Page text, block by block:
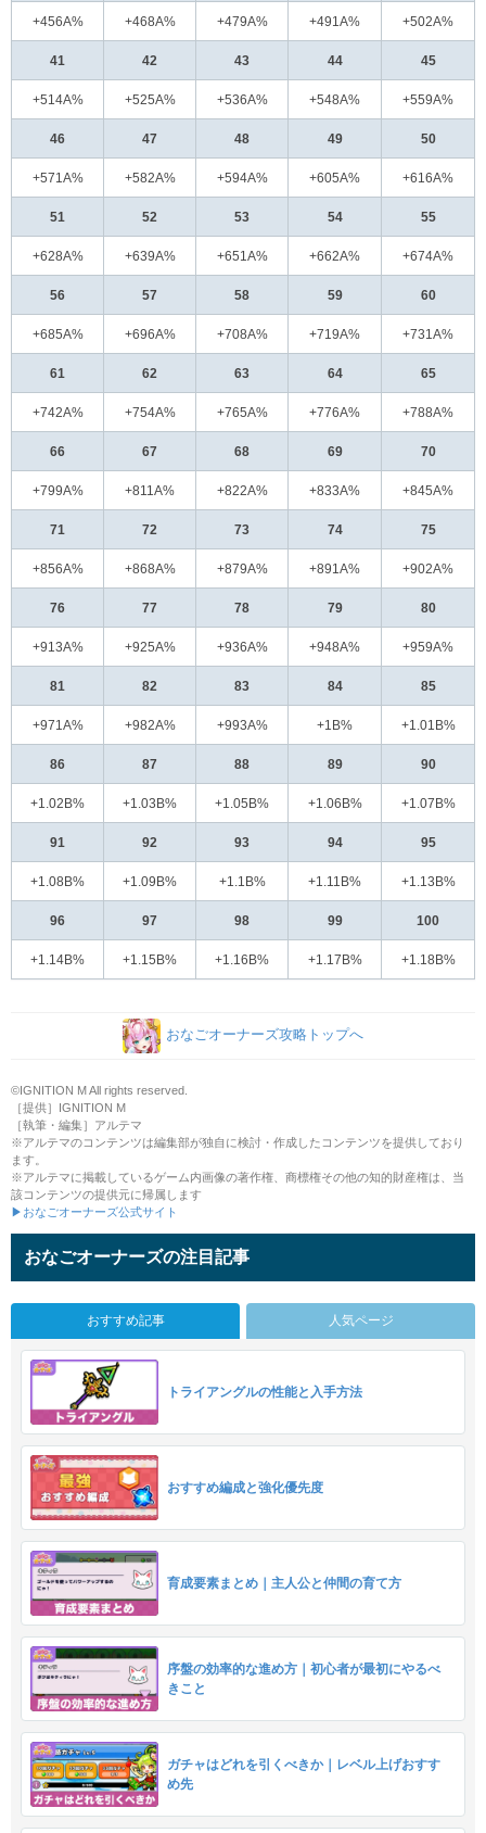
+456A% +468A% +479A% +491A% +502A%
41 42 43 44 45
+514A% +525A% +536A% +548A% +559A%
46 47 48 49 50
+571A% +582A% +594A% +605A% +616A%
51 52 53 54 55
+628A% +639A% +651A% +662A% +674A%
56 57 58 59 60
+685A% +696A% +708A% +719A% +731A%
61 62 63 64 65
+742A% +754A% +765A% +776A% +788A%
66 67 68 69 70
+799A% +811A% +822A% +833A% +845A%
71 72 73 74 75
+856A% +868A% +879A% +891A% +902A%
76 77 78 79 80
+913A% +925A% +936A% +948A% +959A%
81 82 83 84 85
+971A% +982A% +993A% +1B% +1.01B%
86 87 88 89 90
+1.02B% +1.03B% +1.05B% +1.06B% +1.07B%
91 92 93 94 95
+1.08B% +1.09B% +1.1B% +1.11B% +1.13B%
96 97 98 99 100
+1.14B% +1.15B% +1.16B% +1.17B% +1.18B%
おなごオーナーズ攻略トップへ
©IGNITION M All rights reserved.
［提供］IGNITION M
［執筆・編集］アルテマ
※アルテマのコンテンツは編集部が独自に検討・作成したコンテンツを提供しており
ます。
※アルテマに掲載しているゲーム内画像の著作権、商標権その他の知的財産権は、当
該コンテンツの提供元に帰属します
▶おなごオーナーズ公式サイト
おなごオーナーズの注目記事
おすすめ記事 人気ページ
トライアングルの性能と入手方法
おすすめ編成と強化優先度
育成要素まとめ｜主人公と仲間の育て方
序盤の効率的な進め方｜初心者が最初にやるべ
きこと
ガチャはどれを引くべきか｜レベル上げおすす
め先